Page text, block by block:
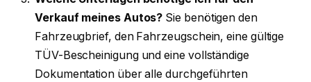
Verkauf meines Autos? Sie benötigen den
Fahrzeugbrief, den Fahrzeugschein, eine gültige
TÜV-Bescheinigung und eine vollständige
Dokumentation über alle durchgeführten